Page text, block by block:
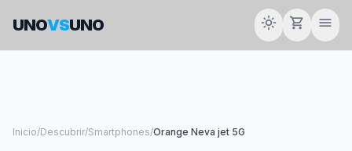
UNOVSUNO light_mode shopping_cart menu
Inicio/Descubrir/Smartphones/Orange Neva jet 5G